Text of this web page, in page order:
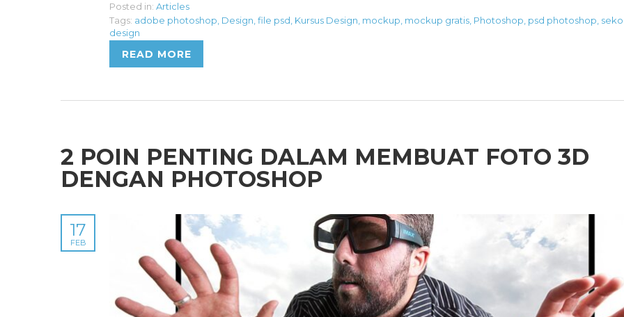
Posted in: Articles
Tags: adobe photoshop Design file psd Kursus Design mockup mockup gratis Photoshop psd photoshop
design
READ MORE
2 POIN PENTING DALAM MEMBUAT FOTO 3D
DENGAN PHOTOSHOP
17
FEB